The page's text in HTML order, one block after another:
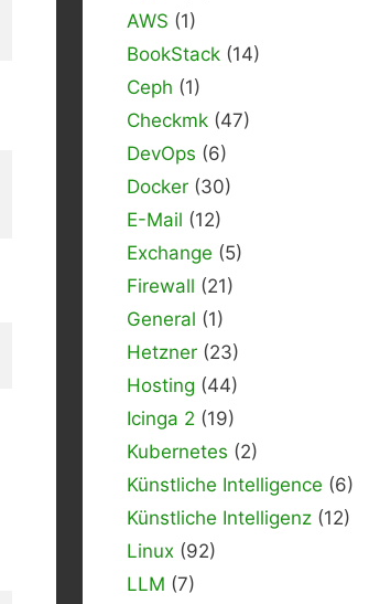
AWS (1)
BookStack (14)
Ceph (1)
Checkmk (47)
DevOps (6)
Docker (30)
E-Mail (12)
Exchange (5)
Firewall (21)
General (1)
Hetzner (23)
Hosting (44)
Icinga 2 (19)
Kubernetes (2)
Künstliche Intelligence (6)
Künstliche Intelligenz (12)
Linux (92)
LLM (7)